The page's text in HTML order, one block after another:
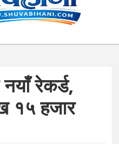
रेकर्ड,
१५ हजार